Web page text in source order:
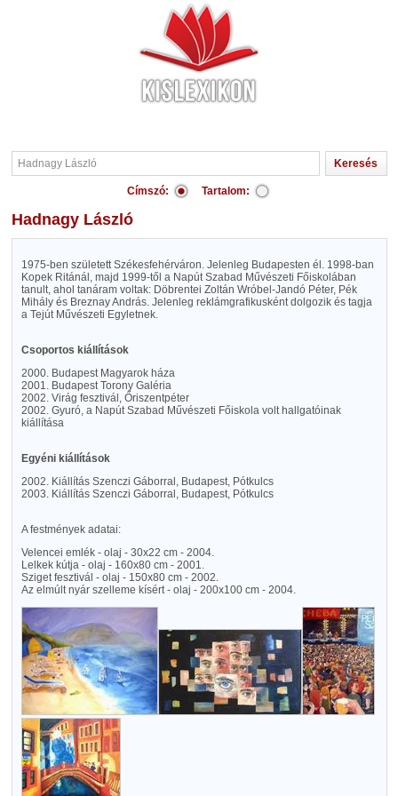
Címszó: Tartalom:
Hadnagy László
1975-ben született Székesfehérváron. Jelenleg Budapesten él. 1998-ban
Kopek Ritánál, majd 1999-től a Napút Szabad Művészeti Főiskolában
tanult, ahol tanáram voltak: Döbrentei Zoltán Wróbel-Jandó Péter, Pék
Mihály és Breznay András. Jelenleg reklámgrafikusként dolgozik és tagja
a Tejút Művészeti Egyletnek.
Csoportos kiállítások
2000. Budapest Magyarok háza
2001. Budapest Torony Galéria
2002. Virág fesztivál, Őriszentpéter
2002. Gyuró, a Napút Szabad Művészeti Főiskola volt hallgatóinak
kiállítása
Egyéni kiállítások
2002. Kiállítás Szenczi Gáborral, Budapest, Pótkulcs
2003. Kiállítás Szenczi Gáborral, Budapest, Pótkulcs
A festmények adatai:
Velencei emlék - olaj - 30x22 cm - 2004.
Lelkek kútja - olaj - 160x80 cm - 2001.
Sziget fesztivál - olaj - 150x80 cm - 2002.
Az elmúlt nyár szelleme kísért - olaj - 200x100 cm - 2004.